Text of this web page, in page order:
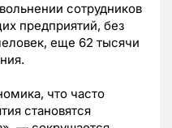
сотрудников
предприятий, без
еще 62 тысячи
что часто
становятся